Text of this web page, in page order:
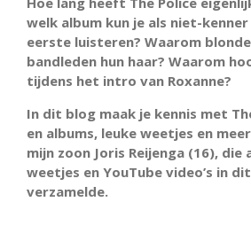
welk album kun je als niet-
eerste luisteren? Waarom
bandleden hun haar? Waarom
tijdens het intro van Roxanne?
In dit blog maak je kennis met
en albums, leuke weetjes en
mijn zoon Joris Reijenga (16), die
weetjes en YouTube video’s in
verzamelde.